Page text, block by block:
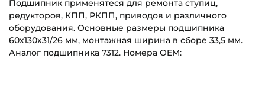
Подшипник применятеся для ремонта ступиц,
редукторов, КПП, РКПП, приводов и различного
оборудования. Основные размеры подшипника
60х130х31/26 мм, монтажная ширина в сборе 33,5 мм.
Аналог подшипника 7312. Номера OEM: